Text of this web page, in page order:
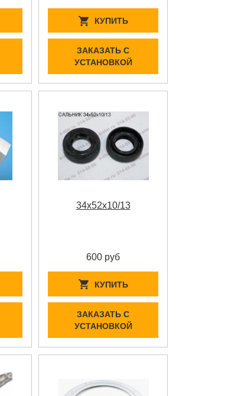
КУПИТЬ
ЗАКАЗАТЬ С
УСТАНОВКОЙ
34x52x10/13
600 руб
КУПИТЬ
ЗАКАЗАТЬ С
УСТАНОВКОЙ